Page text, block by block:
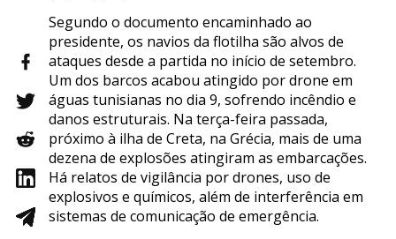
Segundo o documento encaminhado ao
presidente, os navios da flotilha são alvos de
ataques desde a partida no início de setembro.
Um dos barcos acabou atingido por drone em
águas tunisianas no dia 9, sofrendo incêndio e
danos estruturais. Na terça-feira passada,
próximo à ilha de Creta, na Grécia, mais de uma
dezena de explosões atingiram as embarcações.
Há relatos de vigilância por drones, uso de
explosivos e químicos, além de interferência em
sistemas de comunicação de emergência.